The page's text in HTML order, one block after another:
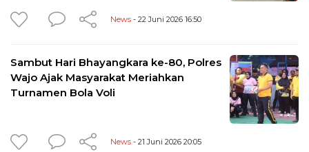
News - 22 Juni 2026 16:50
Sambut Hari Bhayangkara ke-80, Polres
Wajo Ajak Masyarakat Meriahkan
Turnamen Bola Voli
News - 21 Juni 2026 20:05